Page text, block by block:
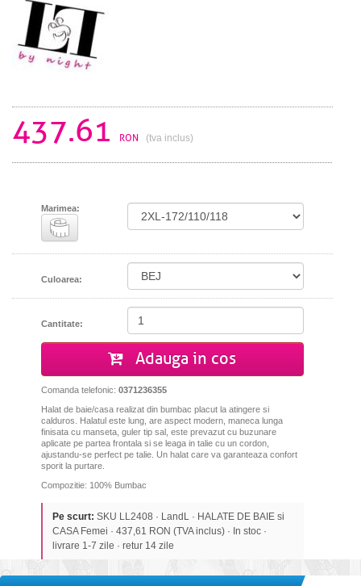
437.61 RON (tva inclus)
Marimea:
Culoarea:
Cantitate:
Adauga in cos
Comanda telefonic: 0371236355
Halat de baie/casa realizat din bumbac placut la atingere si
calduros. Halatul este lung, are aspect modern, maneca lunga
finisata cu manseta, guler tip sal, este prevazut cu buzunare
aplicate pe partea frontala si se leaga in talie cu un cordon,
ajustandu-se perfect pe talie. Un halat care va garanteaza confort
sporit la purtare.
Compozitie: 100% Bumbac
Pe scurt: SKU LL2408 · LandL · HALATE DE BAIE si
CASA Femei · 437,61 RON (TVA inclus) · In stoc ·
livrare 1-7 zile · retur 14 zile